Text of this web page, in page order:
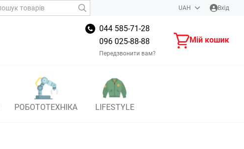
UAH Вхід
044 585-71-28
096 025-88-88
Передзвонити вам?
Мій кошик
РОБОТОТЕХНІКА LIFESTYLE